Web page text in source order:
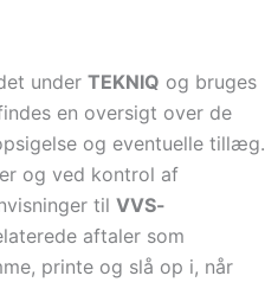
under TEKNIQ og bruges
en oversigt over de
og eventuelle tillæg.
og ved kontrol af
til VVS-
aftaler som
printe og slå op i, når